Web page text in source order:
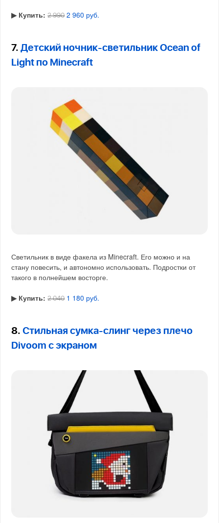
▶︎ Купить: 2 990 2 960 руб.
7.Детский ночник-светильник Ocean of
Light по Minecraft
Светильник в виде факела из Minecraft. Его можно и на
стану повесить, и автономно использовать. Подростки от
такого в полнейшем восторге.
▶︎ Купить: 2 040 1 180 руб.
8.Стильная сумка-слинг через плечо
Divoom с экраном